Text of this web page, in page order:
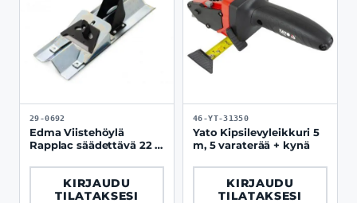
29-0692
Edma Viistehöylä
Rapplac säädettävä 22 -
KIRJAUDU
TILATAKSESI
46-YT-31350
Yato Kipsilevyleikkuri 5
m, 5 varaterää + kynä
KIRJAUDU
TILATAKSESI